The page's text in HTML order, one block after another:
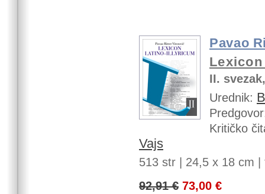
Pavao
II.
Urednik:
Kritičko
Vajs
513 str | 24,5 x 18 cm |
92,91 € 73,00 €